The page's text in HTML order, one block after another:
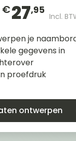
€27,95
Incl.
je
gegevens in
proefdruk
ontwerpen